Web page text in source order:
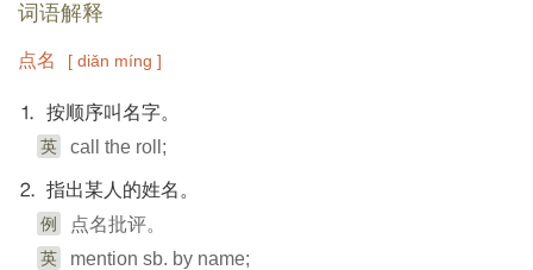
词语解释
点名 [ diǎn míng ]
⒈ 按顺序叫名字。
英 call the roll;
⒉ 指出某人的姓名。
例 点名批评。
英 mention sb. by name;